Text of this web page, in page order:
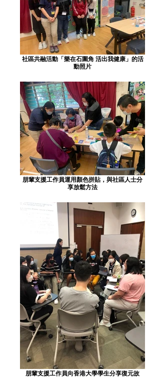
社區共融活動「樂在石圍角 活出我健康」的活
動照片
朋輩支援工作員運用顏色拼貼，與社區人士分
享放鬆方法
朋輩支援工作員向香港大學學生分享復元故